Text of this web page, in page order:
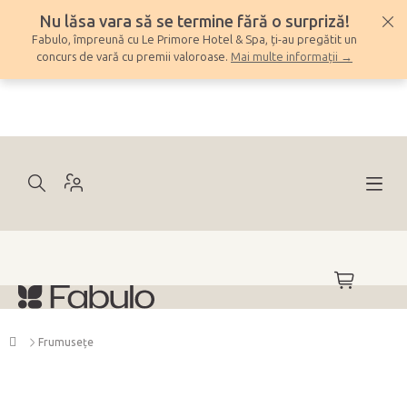
conținut
Nu lăsa vara să se termine fără o surpriză!
Fabulo, împreună cu Le Primore Hotel & Spa, ți-au pregătit un
concurs de vară cu premii valoroase. Mai multe informații →
COŞ
DE
AcasăFrumuseţe